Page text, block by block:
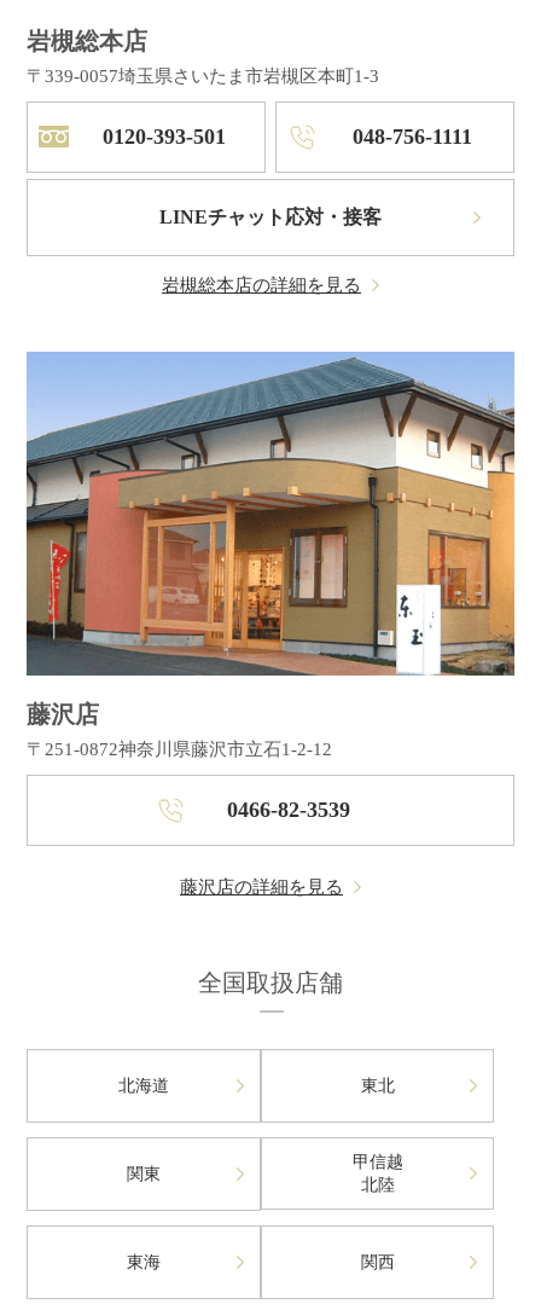
岩槻総本店
〒339-0057埼玉県さいたま市岩槻区本町1-3
0120-393-501 048-756-1111
LINEチャット応対・接客
岩槻総本店の詳細を見る
藤沢店
〒251-0872神奈川県藤沢市立石1-2-12
0466-82-3539
藤沢店の詳細を見る
全国取扱店舗
北海道 東北
関東
甲信越
北陸
東海 関西